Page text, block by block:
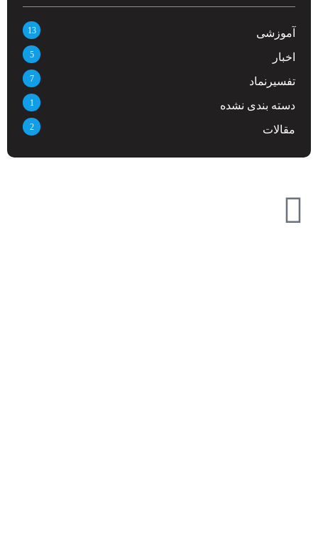
آموزشی 13
اخبار 5
تفسیرنماد 7
دسته بندی نشده 1
مقالات 2